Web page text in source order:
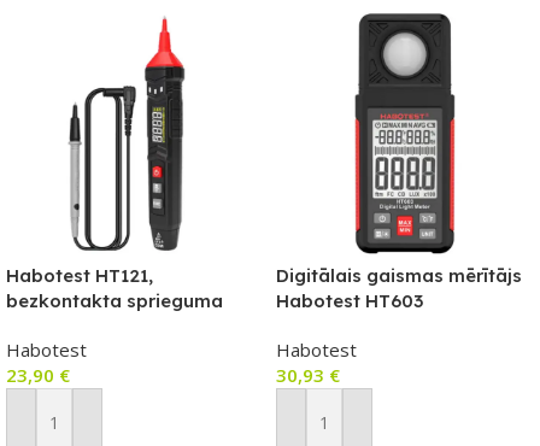
Habotest HT121,
bezkontakta sprieguma
NCV, True RMS
Habotest
23,90 €
Pievienot Grozam
Digitālais gaismas mērītājs
Habotest HT603
Habotest
30,93 €
Pievienot Grozam